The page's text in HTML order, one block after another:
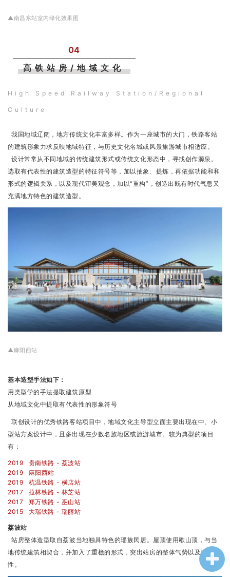
▲南昌东站室内绿化效果图
04
高铁站房/地域文化
High Speed Railway Station/Regional
Culture
我国地域辽阔，地方传统文化丰富多样。作为一座城市的大门，铁路客站
的建筑形象力求反映地域特征，与历史文化名城或风景旅游城市相适应。
设计常常从不同地域的传统建筑形式或传统文化形态中，寻找创作源泉。
选取有代表性的建筑造型的特征符号等，加以抽象、提炼，再依据功能和和
形式的逻辑关系，以及现代审美观念，加以“重构”，创造出既有时代气息又
充满地方特色的建筑造型。
▲麻阳西站
基本造型手法如下：
用类型学的手法提取建筑原型
从地域文化中提取有代表性的形象符号
联创设计的优秀铁路客站项目中，地域文化主导型立面主要出现在中、小
型站方案设计中，且多出现在少数名族地区或旅游城市。较为典型的项目
有：
2019 贵南铁路 - 荔波站
2019 麻阳西站
2019 杭温铁路 - 横店站
2017 拉林铁路 - 林芝站
2017 郑万铁路 - 巫山站
2015 大瑞铁路 - 瑞丽站
荔波站
站房整体造型取自荔波当地独具特色的瑶族民居。屋顶使用歇山顶，与当
地传统建筑相契合，并加入了重檐的形式，突出站房的整体气势以及地标
性。